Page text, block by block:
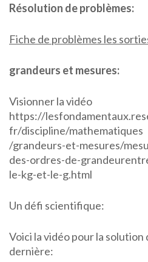
Résolution de problèmes:
Fiche de problèmes les
grandeurs et mesures:
Visionner la vidéo
https://
fr/discipline/mathematiques
/grandeurs-et-mesures/
des-ordres-de-
le-kg-et-le-g.html
Un défi scientifique:
Voici la vidéo pour la solution
dernière: